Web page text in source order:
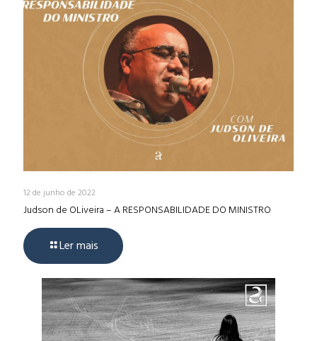
12 de junho de 2022
Judson de OLiveira – A RESPONSABILIDADE DO MINISTRO
Ler mais